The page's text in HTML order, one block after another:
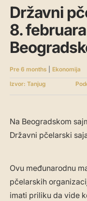
Državni
8.
Pre 6 months Ekonomija
Izvor: Tanjug
Na Beogradskom
Državni pčelarski
Ovu međunarodnu
pčelarskih
imati priliku da vide